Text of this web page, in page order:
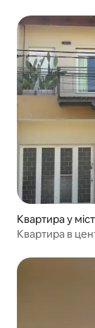
Квартира у
Квартира в